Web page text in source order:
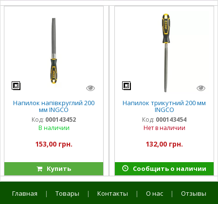
Напилок напівкруглий 200
мм INGCO
Код: 000143452
В наличии
153,00 грн.
Купить
Напилок трикутний 200 мм
INGCO
Код: 000143454
Нет в наличии
132,00 грн.
Сообщить о наличии
Главная | Товары | Контакты | О нас | Отзывы